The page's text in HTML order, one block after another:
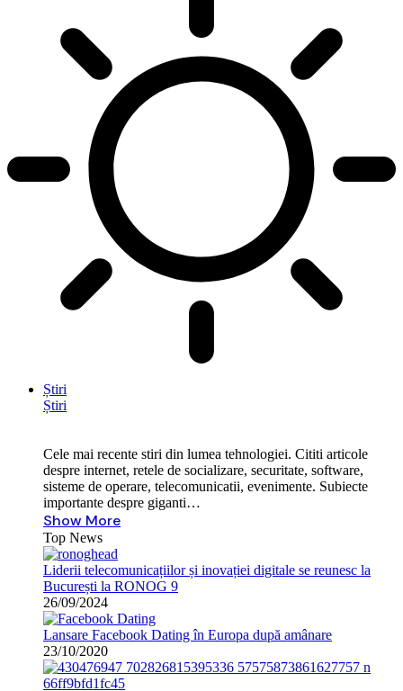
Știri
Știri
Cele mai recente stiri din lumea tehnologiei. Cititi articole
despre internet, retele de socializare, securitate, software,
sisteme de operare, telecomunicatii, evenimente. Subiecte
importante despre giganti…
Show More
Top News
Liderii telecomunicațiilor și inovației digitale se reunesc la
București la RONOG 9
26/09/2024
Lansare Facebook Dating în Europa după amânare
23/10/2020